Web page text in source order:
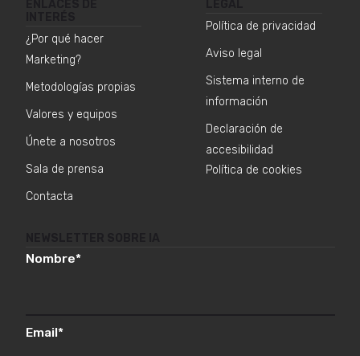
¿Por qué hacer
Marketing?
Metodologías propias
Valores y equipos
Únete a nosotros
Sala de prensa
Contacta
Política de privacidad
Aviso legal
Sistema interno de
información
Declaración de
accesibilidad
Política de cookies
Nombre*
Email*